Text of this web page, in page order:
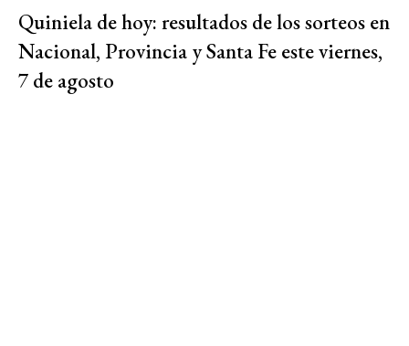
Quiniela de hoy: resultados de los sorteos en
Nacional, Provincia y Santa Fe este viernes,
7 de agosto